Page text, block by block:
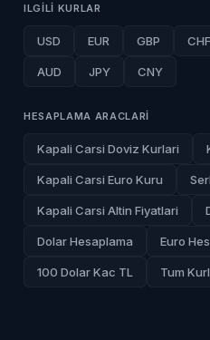
ILGILI KURLAR
USD EUR GBP CHF
AUD JPY CNY
HESAPLAMA ARACLARI
Kapali Carsi Doviz Kurlari
Kapali Carsi Euro Kuru
Kapali Carsi Altin Fiyatlari
Dolar Hesaplama Euro
100 Dolar Kac TL Tum